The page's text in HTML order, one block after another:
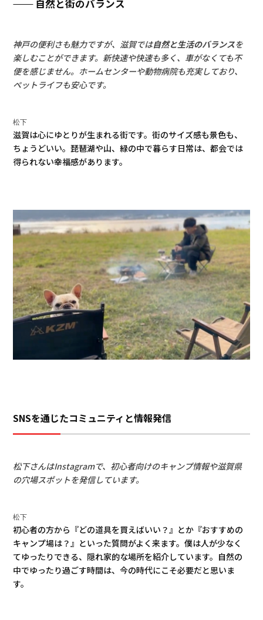
自然と街のバランス
神戸の便利さも魅力ですが、滋賀では自然と生活のバランスを
楽しむことができます。新快速や快速も多く、車がなくても不
便を感じません。ホームセンターや動物病院も充実しており、
ペットライフも安心です。
松下
滋賀は心にゆとりが生まれる街です。街のサイズ感も景色も、
ちょうどいい。琵琶湖や山、緑の中で暮らす日常は、都会では
得られない幸福感があります。
SNSを通じたコミュニティと情報発信
松下さんはInstagramで、初心者向けのキャンプ情報や滋賀県
の穴場スポットを発信しています。
松下
初心者の方から『どの道具を買えばいい？』とか『おすすめの
キャンプ場は？』といった質問がよく来ます。僕は人が少なく
てゆったりできる、隠れ家的な場所を紹介しています。自然の
中でゆったり過ごす時間は、今の時代にこそ必要だと思いま
す。